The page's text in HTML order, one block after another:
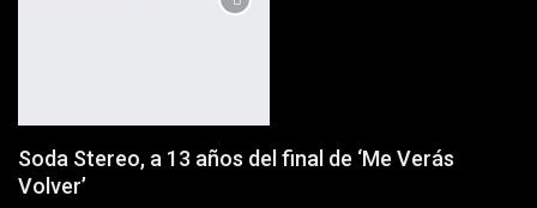
Soda Stereo, a 13 años del final de ‘Me Verás
Volver’